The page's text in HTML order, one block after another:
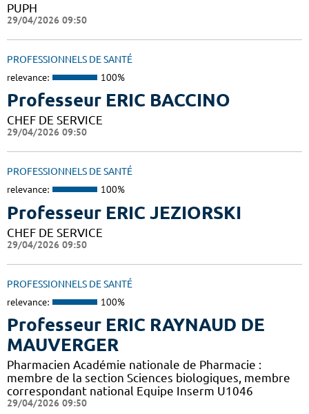
PUPH
29/04/2026 09:50
PROFESSIONNELS DE SANTÉ
relevance: 100%
Professeur ERIC BACCINO
CHEF DE SERVICE
29/04/2026 09:50
PROFESSIONNELS DE SANTÉ
relevance: 100%
Professeur ERIC JEZIORSKI
CHEF DE SERVICE
29/04/2026 09:50
PROFESSIONNELS DE SANTÉ
relevance: 100%
Professeur ERIC RAYNAUD DE
MAUVERGER
Pharmacien Académie nationale de Pharmacie :
membre de la section Sciences biologiques, membre
correspondant national Equipe Inserm U1046
29/04/2026 09:50